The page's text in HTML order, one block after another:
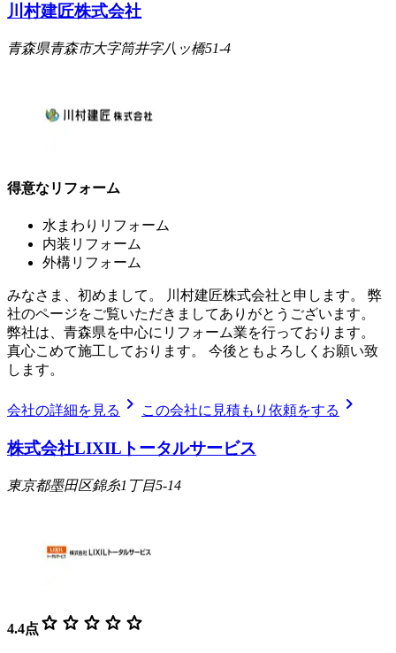
川村建匠株式会社
青森県青森市大字筒井字八ッ橋51-4
得意なリフォーム
水まわりリフォーム
内装リフォーム
外構リフォーム
みなさま、初めまして。 川村建匠株式会社と申します。 弊
社のページをご覧いただきましてありがとうございます。
弊社は、青森県を中心にリフォーム業を行っております。
真心こめて施工しております。 今後ともよろしくお願い致
します。
会社の詳細を見る chevron_right この会社に見積もり依頼をする chevron_right
株式会社LIXILトータルサービス
東京都墨田区錦糸1丁目5-14
4.4点 star star star star star